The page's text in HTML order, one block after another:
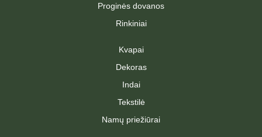
Proginės dovanos
Rinkiniai
Kvapai
Dekoras
Indai
Tekstilė
Namų priežiūrai